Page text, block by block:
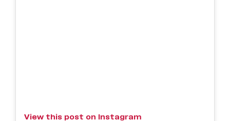
View this post on Instagram